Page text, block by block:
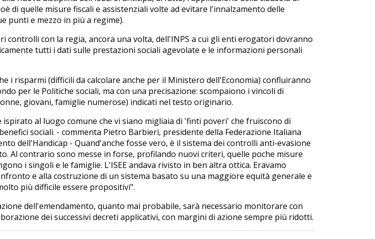
di quelle misure fiscali e assistenziali volte ad evitare l'innalzamento delle
punti e mezzo in più a regime).
controlli con la regia, ancora una volta, dell'INPS a cui gli enti erogatori dovranno
tutti i dati sulle prestazioni sociali agevolate e le informazioni personali
i risparmi (difficili da calcolare anche per il Ministero dell'Economia) confluiranno
per le Politiche sociali, ma con una precisazione: scompaiono i vincoli di
giovani, famiglie numerose) indicati nel testo originario.
ispirato al luogo comune che vi siano migliaia di 'finti poveri' che fruiscono di
sociali. - commenta Pietro Barbieri, presidente della Federazione Italiana
dell'Handicap - Quand'anche fosse vero, è il sistema dei controlli anti-evasione
Al contrario sono messe in forse, profilando nuovi criteri, quelle poche misure
i singoli e le famiglie. L'ISEE andava rivisto in ben altra ottica. Eravamo
e alla costruzione di un sistema basato su una maggiore equità generale e
più difficile essere propositivi".
dell'emendamento, quanto mai probabile, sarà necessario monitorare con
dei successivi decreti applicativi, con margini di azione sempre più ridotti.